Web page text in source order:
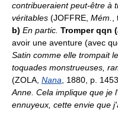
contribueraient peut-être à
véritables (JOFFRE, Mém.
b) En partic. Tromper qqn
avoir une aventure (avec
Satin comme elle trompait
toquades monstrueuses,
(ZOLA, Nana , 1880, p.
Anne. Cela implique que je
ennuyeux, cette envie que